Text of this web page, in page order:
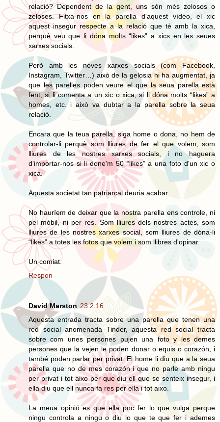
relació? Dependent de la gent, uns són més zelosos o
zeloses. Fitxa-nos en la parella d'aquest vídeo, el xic
aquest insegur respecte a la relació que té amb la xica,
perquè veu que li dóna molts “likes” a xics en les seues
xarxes socials.
Però amb les noves xarxes socials (com Facebook,
Instagram, Twitter…) això de la gelosia hi ha augmentat, ja
que les parelles poden veure el que la seua parella està
fent, si li comenta a un xic o xica, si li dóna molts “likes” a
homes, etc. i això va dubtar a la parella sobre la seua
relació.
Encara que la teua parella, siga home o dona, no hem de
controlar-li perquè som lliures de fer el que volem, som
lliures de les nostres xarxes socials, i no haguera
d'importar-nos si li done'm 50 “likes” a una foto d'un xic o
xica.
Aquesta societat tan patriarcal deuria acabar.
No hauríem de deixar que la nostra parella ens controle, ni
pel mòbil, ni per res. Som lliures dels nostres actes, som
lliures de les nostres xarxes social, som lliures de dóna-li
“likes” a totes les fotos que volem i som llibres d'opinar.
Un comiat.
Respon
David Marston 23.2.16
Aquesta entrada tracta sobre una parella que tenen una
red social anomenada Tinder, aquesta red social tracta
sobre com unes persones pujen una foto y les demes
persones que la vejen le poden donar o equis o corazón, i
també poden parlar per privat. El home li diu que a la seua
parella que no de mes corazón i que no parle amb ningu
per privat i tot aixo per que diu ell que se senteix insegur, i
ella diu que ell nunca fa res per ella i tot aixo.
La meua opinió es que ella poc fer lo que vulga perque
ningu controla a ningu o diu lo que te que fer i ademes